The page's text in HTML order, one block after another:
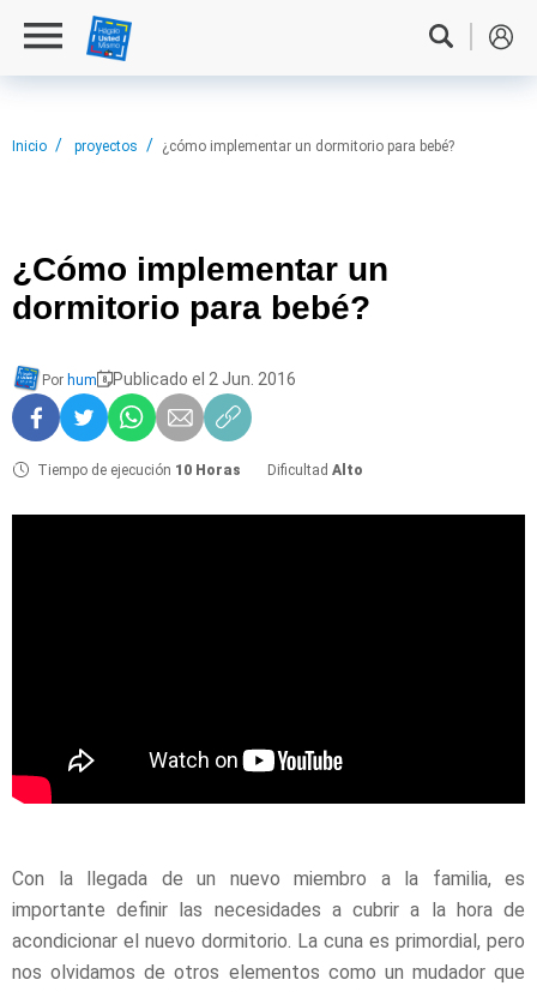
Inicio proyectos ¿cómo implementar un dormitorio para bebé?
¿Cómo implementar un
dormitorio para bebé?
Por hum Publicado el 2 Jun. 2016
Tiempo de ejecución 10 Horas Dificultad Alto
Con la llegada de un nuevo miembro a la familia, es
importante definir las necesidades a cubrir a la hora de
acondicionar el nuevo dormitorio. La cuna es primordial, pero
nos olvidamos de otros elementos como un mudador que